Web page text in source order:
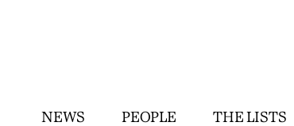
NEWS PEOPLE THE LISTS